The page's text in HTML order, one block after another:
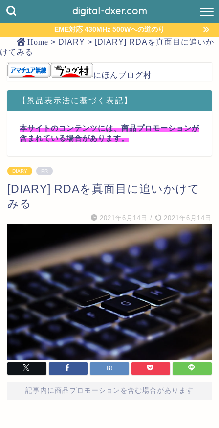
digital-dxer.com
EME対応 430MHz 500Wへの道のり
Home > DIARY > [DIARY] RDAを真面目に追いか
けてみる
にほんブログ村
【景品表示法に基づく表記】
本サイトのコンテンツには、商品プロモーションが
含まれている場合があります。
DIARY PR
[DIARY] RDAを真面目に追いかけて
みる
2021年6月14日 / 2021年6月14日
記事内に商品プロモーションを含む場合があります